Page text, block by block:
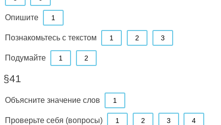
Опишите 1
Познакомьтесь с текстом 1 2 3
Подумайте 1 2
§41
Объясните значение слов 1
Проверьте себя (вопросы) 1 2 3 4